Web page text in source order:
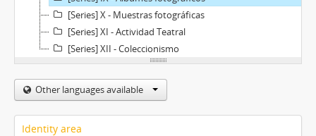
[Series] X - Muestras fotográficas
[Series] XI - Actividad Teatral
[Series] XII - Coleccionismo
Other languages available
Identity area